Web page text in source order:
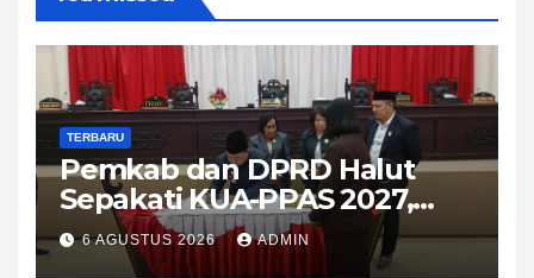
TERBARU
Pemkab dan DPRD Halut
Sepakati KUA-PPAS 2027,
APBD Diproyeksikan Tembus
Rp1,08 Triliun
6 AGUSTUS 2026 ADMIN